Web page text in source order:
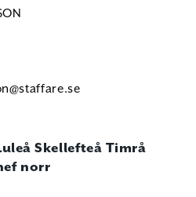
Skellefteå Timrå
norr